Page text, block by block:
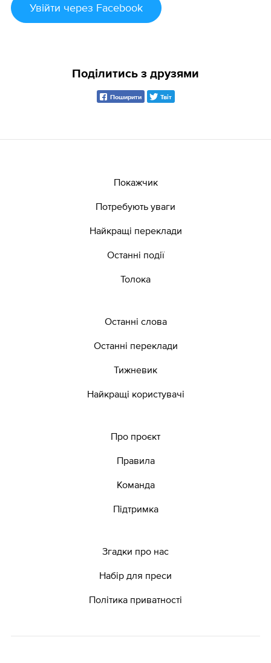
Увійти через Facebook
Поділитись з друзями
Поширити Твіт
Покажчик
Потребують уваги
Найкращі переклади
Останні події
Толока
Останні слова
Останні переклади
Тижневик
Найкращі користувачі
Про проєкт
Правила
Команда
Підтримка
Згадки про нас
Набір для преси
Політика приватності